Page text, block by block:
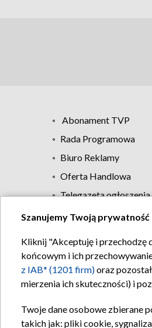
Abonament TVP
Rada Programowa
Biuro Reklamy
Oferta Handlowa
Telegazeta ogłoszenia
Szanujemy Twoją prywatność
Kliknij "Akceptuję i przechodzę
końcowym i ich
z IAB* (1201 firm)oraz
mierzenia ich skuteczności) i
Twoje dane osobowe zbierane
takich jak: pliki cookie,